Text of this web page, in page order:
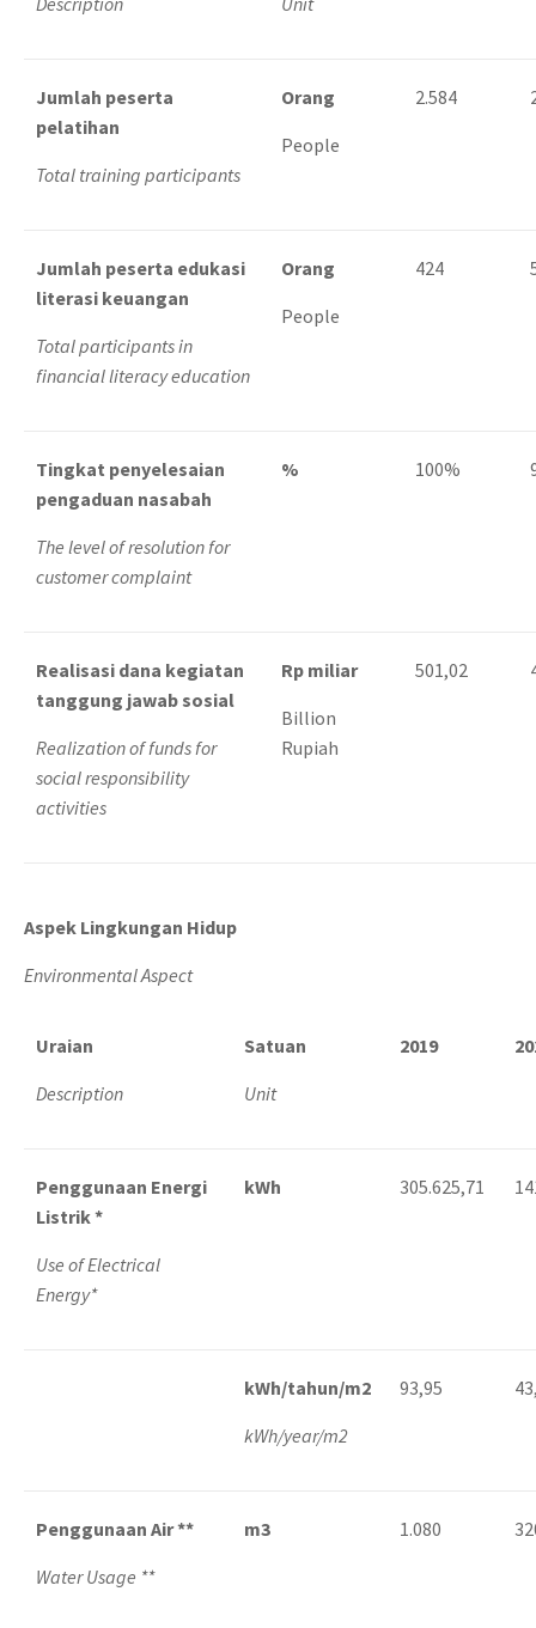
Jumlah peserta
pelatihan
Total training participants
Orang
People
2.584
Jumlah peserta edukasi
literasi keuangan
Total participants in
financial literacy education
Orang
People
424
Tingkat penyelesaian
pengaduan nasabah
The level of resolution for
customer complaint
% 100%
Realisasi dana kegiatan
tanggung jawab sosial
Realization of funds for
social responsibility
activities
Rp miliar
Billion
Rupiah
501,02
Aspek Lingkungan Hidup
Environmental Aspect
Uraian
Description
Satuan
Unit
2019
Penggunaan Energi
Listrik *
Use of Electrical
Energy*
kWh 305.625,71
kWh/tahun/m2
kWh/year/m2
93,95
Penggunaan Air **
Water Usage **
m3 1.080